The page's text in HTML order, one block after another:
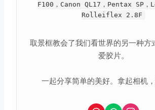
F100，Canon QL17，Pentax SP，
Rolleiflex 2.8F
取景框教会了我们看世界的另一种方
爱胶片。
一起分享简单的美好。拿起相机